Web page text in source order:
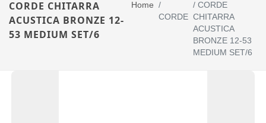
CORDE CHITARRA
ACUSTICA BRONZE 12-
53 MEDIUM SET/6
Home /
CORDE
/CORDE
CHITARRA
ACUSTICA
BRONZE 12-53
MEDIUM SET/6